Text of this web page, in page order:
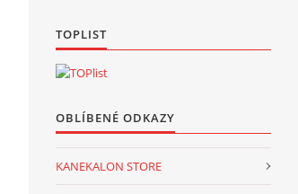
TOPLIST
OBLÍBENÉ ODKAZY
KANEKALON STORE